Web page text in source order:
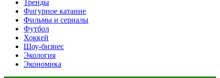
Тренды
Фигурное катание
Фильмы и сериалы
Футбол
Хоккей
Шоу-бизнес
Экология
Экономика